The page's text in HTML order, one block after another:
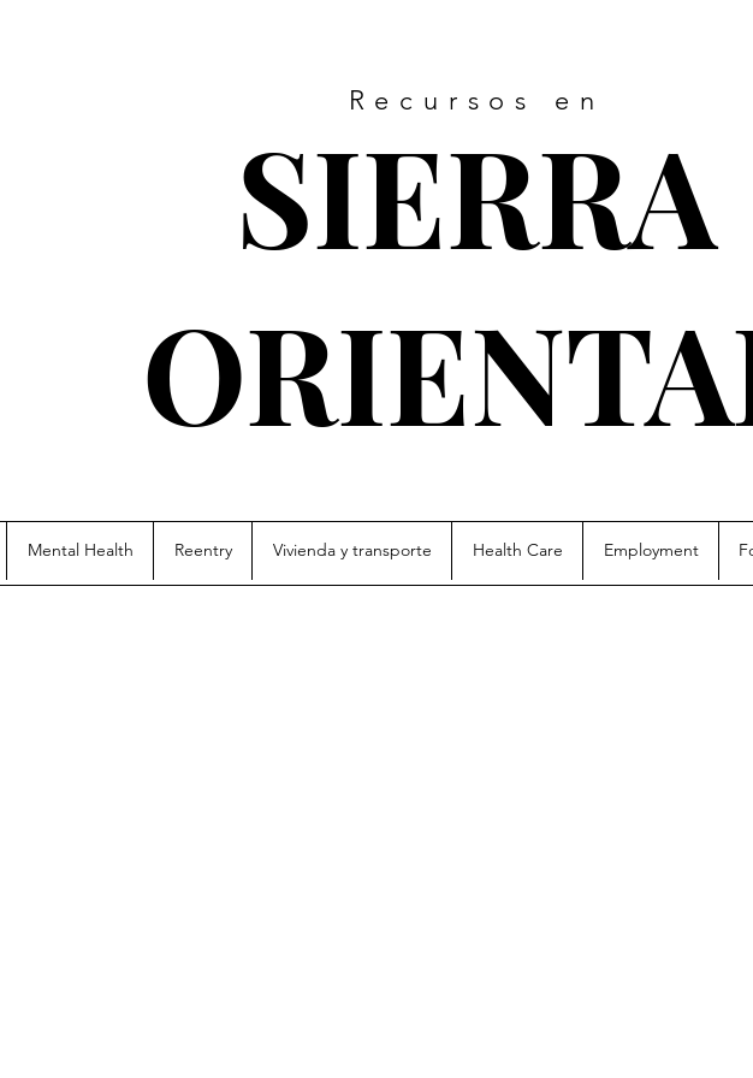
Recursos en
SIERRA
Mental Health Reentry Vivienda y transporte Health Care Employment